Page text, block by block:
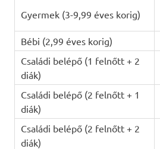
Gyermek (3-9,99 éves korig)
Bébi (2,99 éves korig)
Családi belépő (1 felnőtt + 2
diák)
Családi belépő (2 felnőtt + 1
diák)
Családi belépő (2 felnőtt + 2
diák)